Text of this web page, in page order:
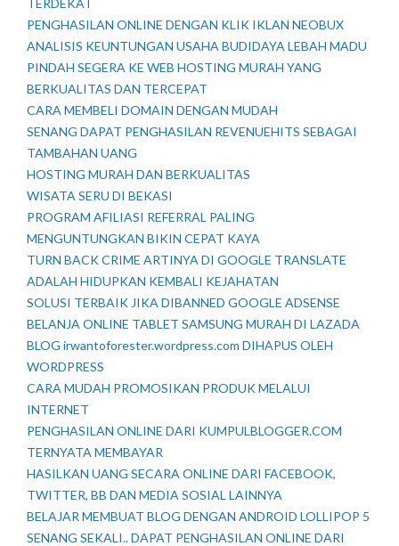
PENGHASILAN ONLINE DENGAN KLIK IKLAN NEOBUX
ANALISIS KEUNTUNGAN USAHA BUDIDAYA LEBAH MADU
PINDAH SEGERA KE WEB HOSTING MURAH YANG
BERKUALITAS DAN TERCEPAT
CARA MEMBELI DOMAIN DENGAN MUDAH
SENANG DAPAT PENGHASILAN REVENUEHITS SEBAGAI
TAMBAHAN UANG
HOSTING MURAH DAN BERKUALITAS
WISATA SERU DI BEKASI
PROGRAM AFILIASI REFERRAL PALING
MENGUNTUNGKAN BIKIN CEPAT KAYA
TURN BACK CRIME ARTINYA DI GOOGLE TRANSLATE
ADALAH HIDUPKAN KEMBALI KEJAHATAN
SOLUSI TERBAIK JIKA DIBANNED GOOGLE ADSENSE
BELANJA ONLINE TABLET SAMSUNG MURAH DI LAZADA
BLOG irwantoforester.wordpress.com DIHAPUS OLEH
WORDPRESS
CARA MUDAH PROMOSIKAN PRODUK MELALUI
INTERNET
PENGHASILAN ONLINE DARI KUMPULBLOGGER.COM
TERNYATA MEMBAYAR
HASILKAN UANG SECARA ONLINE DARI FACEBOOK,
TWITTER, BB DAN MEDIA SOSIAL LAINNYA
BELAJAR MEMBUAT BLOG DENGAN ANDROID LOLLIPOP 5
SENANG SEKALI.. DAPAT PENGHASILAN ONLINE DARI